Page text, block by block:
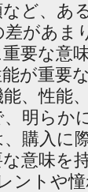
ど、あ
差があま
要な意
が重要
、性能
、明らか
、購入に
意味を持
ントや